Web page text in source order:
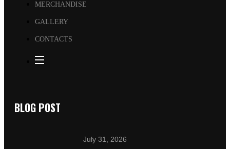
MERCHANDISE
GALLERY
CONTACTS
BLOG POST
July 31, 2026